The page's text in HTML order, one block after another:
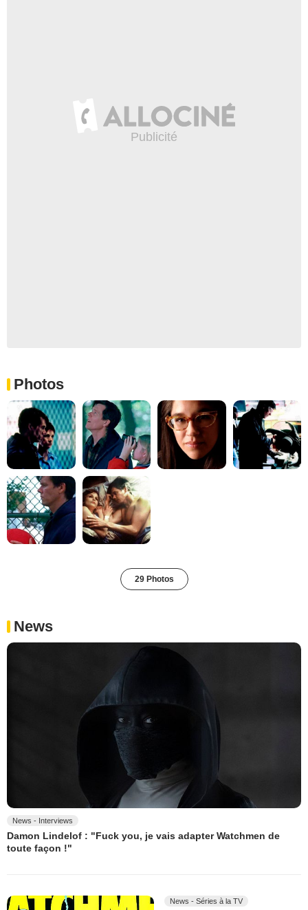
Photos
29 Photos
News
News - Interviews
Damon Lindelof : "Fuck you, je vais adapter Watchmen de
toute façon !"
News - Séries à la TV